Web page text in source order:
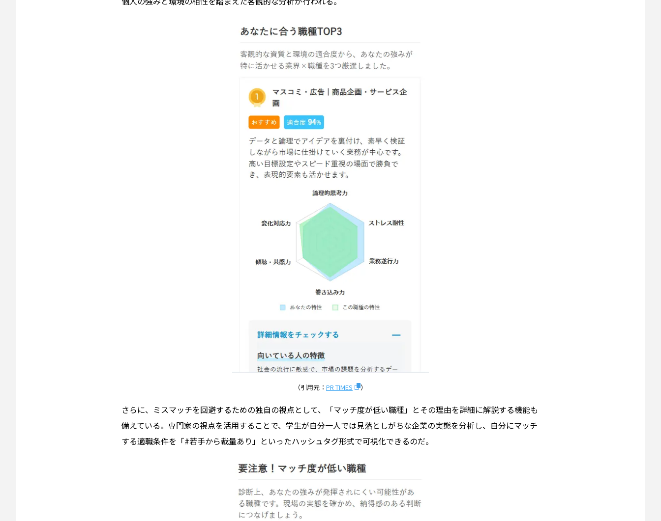
（引用元： PR TIMES ）
さらに、ミスマッチを回避するための独自の視点として、「マッチ度が低い職種」とその理由を詳細に解説する機能も
備えている。専門家の視点を活用することで、学生が自分一人では見落としがちな企業の実態を分析し、自分にマッチ
する適職条件を「#若手から裁量あり」といったハッシュタグ形式で可視化できるのだ。